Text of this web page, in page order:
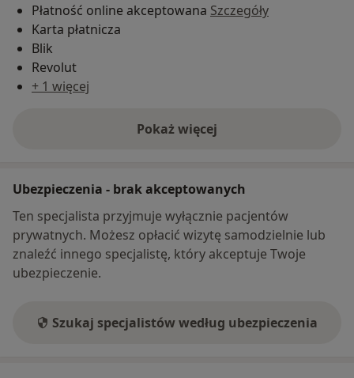
Płatność online akceptowana Szczegóły
Karta płatnicza
Blik
Revolut
+ 1 więcej
Pokaż więcej
o adresie
Ubezpieczenia - brak akceptowanych
Ten specjalista przyjmuje wyłącznie pacjentów
prywatnych. Możesz opłacić wizytę samodzielnie lub
znaleźć innego specjalistę, który akceptuje Twoje
ubezpieczenie.
Szukaj specjalistów według ubezpieczenia